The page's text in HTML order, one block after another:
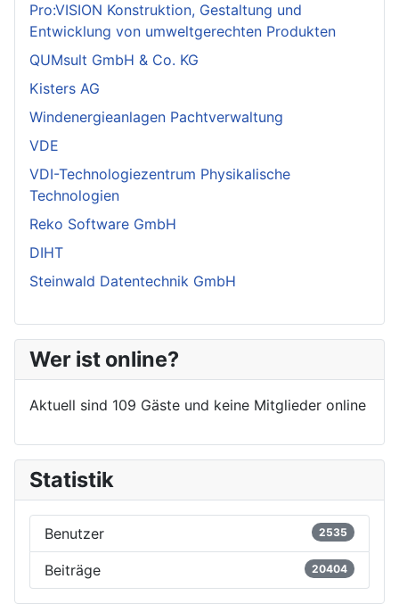
Pro:VISION Konstruktion, Gestaltung und
Entwicklung von umweltgerechten Produkten
QUMsult GmbH & Co. KG
Kisters AG
Windenergieanlagen Pachtverwaltung
VDE
VDI-Technologiezentrum Physikalische
Technologien
Reko Software GmbH
DIHT
Steinwald Datentechnik GmbH
Wer ist online?
Aktuell sind 109 Gäste und keine Mitglieder online
Statistik
Benutzer 2535
Beiträge 20404